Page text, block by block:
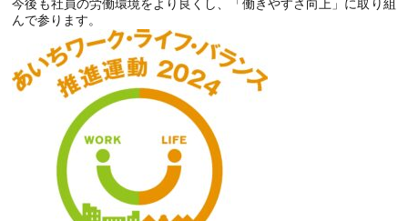
今後も社員の労働環境をより良くし、「働きやすさ向上」に取り組
んで参ります。